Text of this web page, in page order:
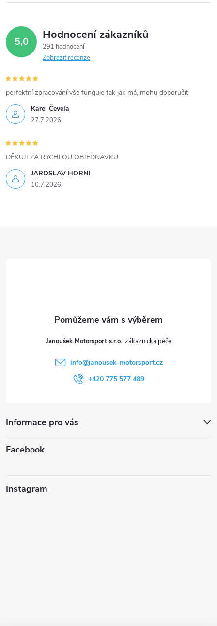
d
a
c
í
p
r
v
k
y
ý
5,0 Hodnocení zákazníků
291 hodnocení
Zobrazit recenze
Karel Čevela
27.7.2026
perfektní zpracování vše funguje tak jak má, mohu doporučit
JAROSLAV HORNI
10.7.2026
DĚKUJI ZA RYCHLOU OBJEDNÁVKU
Janoušek Motorsport s.r.o.
info@janousek-motorsport.cz
+420 775 577 489
Informace pro vás
Facebook
Instagram